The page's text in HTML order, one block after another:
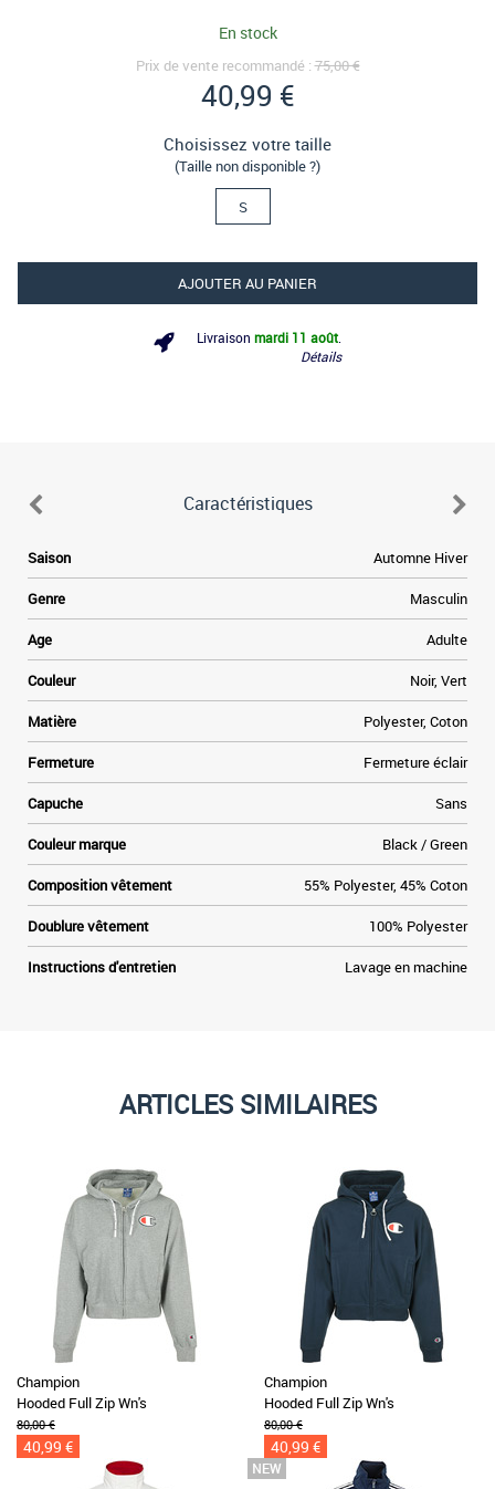
En stock
Prix de vente recommandé :75,00 €
40,99 €
Choisissez votre taille
(Taille non disponible ?)
S
AJOUTER AU PANIER
Livraison mardi 11 août
Détails
Caractéristiques
Saison Automne Hiver
Genre Masculin
Age Adulte
Couleur Noir, Vert
Matière Polyester, Coton
Fermeture Fermeture éclair
Capuche Sans
Couleur marque Black / Green
Composition vêtement 55% Polyester, 45% Coton
Doublure vêtement 100% Polyester
Instructions d'entretien Lavage en machine
ARTICLES SIMILAIRES
Champion
Hooded Full Zip Wn's
80,00 €
40,99 €
Champion
Hooded Full Zip Wn's
80,00 €
40,99 €